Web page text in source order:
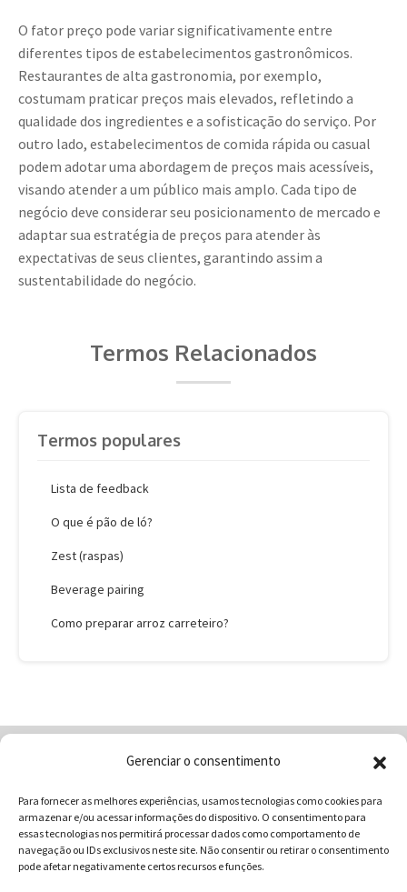
Gerenciar o consentimento
Para fornecer as melhores experiências, usamos tecnologias como cookies para
armazenar e/ou acessar informações do dispositivo. O consentimento para
essas tecnologias nos permitirá processar dados como comportamento de
navegação ou IDs exclusivos neste site. Não consentir ou retirar o consentimento
pode afetar negativamente certos recursos e funções.
O fator preço pode variar significativamente entre
diferentes tipos de estabelecimentos gastronômicos.
Restaurantes de alta gastronomia, por exemplo,
costumam praticar preços mais elevados, refletindo a
qualidade dos ingredientes e a sofisticação do serviço. Por
outro lado, estabelecimentos de comida rápida ou casual
podem adotar uma abordagem de preços mais acessíveis,
visando atender a um público mais amplo. Cada tipo de
negócio deve considerar seu posicionamento de mercado e
adaptar sua estratégia de preços para atender às
expectativas de seus clientes, garantindo assim a
sustentabilidade do negócio.
Termos Relacionados
Termos populares
Lista de feedback
O que é pão de ló?
Zest (raspas)
Beverage pairing
Como preparar arroz carreteiro?
Contatos
Receitas
Blog
Vocabulário da Gastronomia